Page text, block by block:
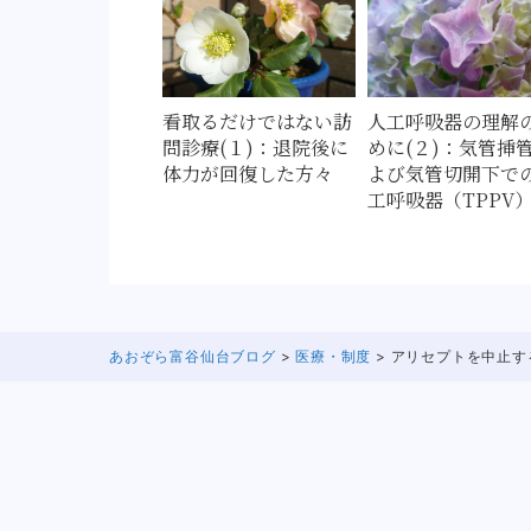
看取るだけではない訪
問診療(１)：退院後に
体力が回復した方々
人工呼吸器の理解
めに(２)：気管挿
よび気管切開下で
工呼吸器（TPPV
あおぞら富谷仙台ブログ >医療・制度 > アリセプトを中止